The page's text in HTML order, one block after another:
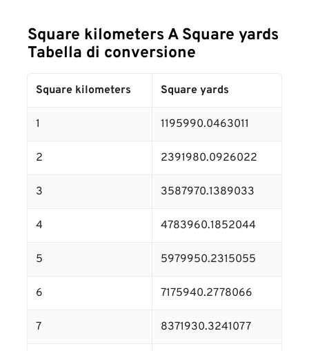
Square kilometers A Square yards
Tabella di conversione
Square kilometers Square yards
1 1195990.0463011
2 2391980.0926022
3 3587970.1389033
4 4783960.1852044
5 5979950.2315055
6 7175940.2778066
7 8371930.3241077